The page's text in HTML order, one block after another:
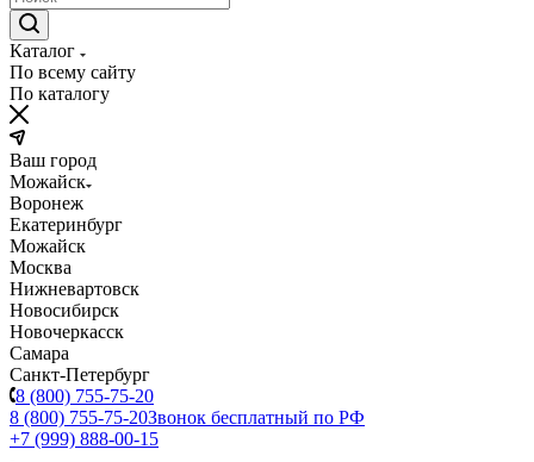
Каталог
По всему сайту
По каталогу
Ваш город
Можайск
Воронеж
Екатеринбург
Можайск
Москва
Нижневартовск
Новосибирск
Новочеркасск
Самара
Санкт-Петербург
8 (800) 755-75-20
8 (800) 755-75-20Звонок бесплатный по РФ
+7 (999) 888-00-15